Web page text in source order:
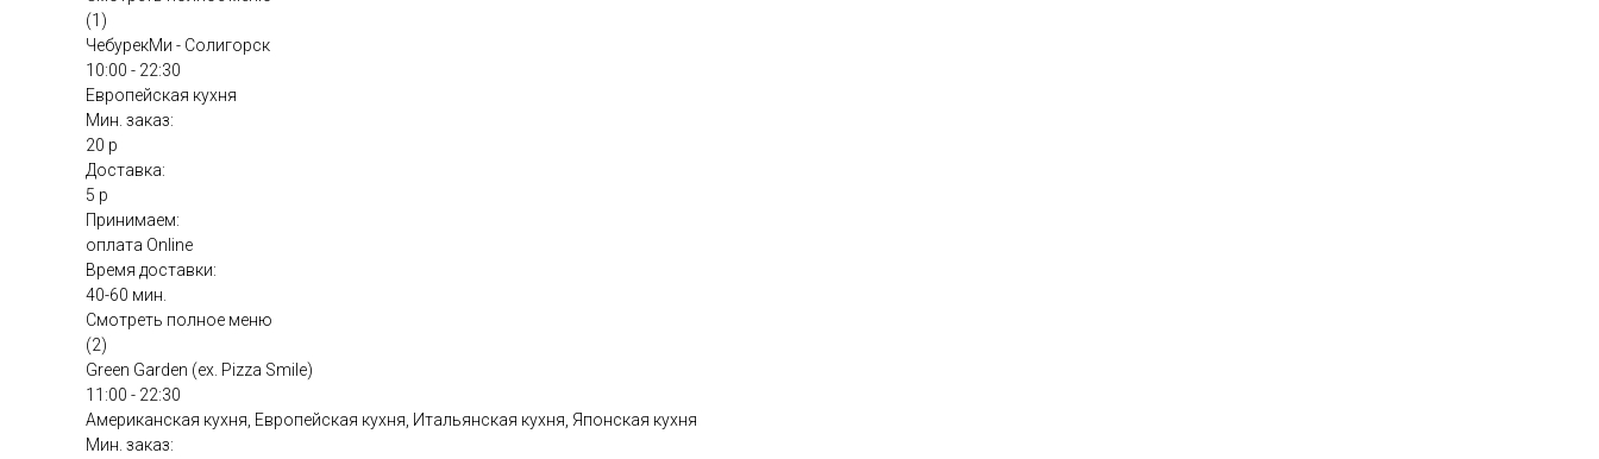
(1)
ЧебурекМи - Солигорск
10:00 - 22:30
Европейская кухня
Мин. заказ:
20 р
Доставка:
5 р
Принимаем:
оплата Online
Время доставки:
40-60 мин.
Смотреть полное меню
(2)
Green Garden (ex. Pizza Smile)
11:00 - 22:30
Американская кухня, Европейская кухня, Итальянская кухня, Японская кухня
Мин. заказ: